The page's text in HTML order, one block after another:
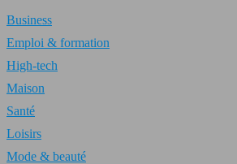
Business
Emploi & formation
High-tech
Maison
Santé
Loisirs
Mode & beauté